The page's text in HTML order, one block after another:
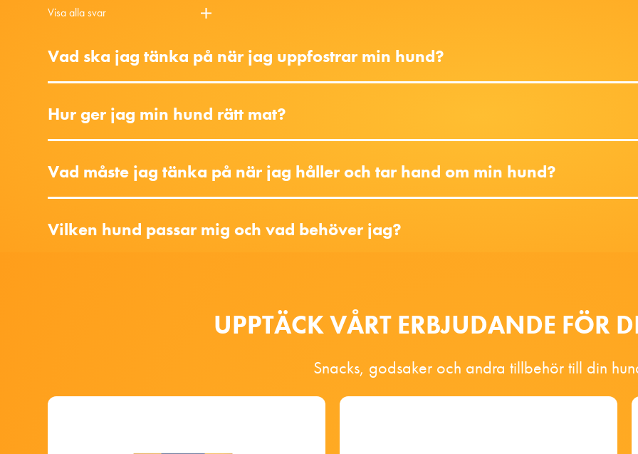
Visa alla svar
Vad ska jag tänka på när jag uppfostrar min hund?
Hur ger jag min hund rätt mat?
Vad måste jag tänka på när jag håller och tar hand om min hund?
Vilken hund passar mig och vad behöver jag?
UPPTÄCK VÅRT ERBJUDANDE FÖR
Snacks, godsaker och andra tillbehör till din